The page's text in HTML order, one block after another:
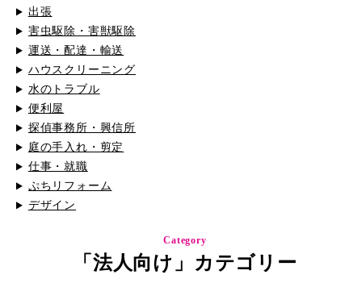
出張
害虫駆除・害獣駆除
運送・配達・輸送
ハウスクリーニング
水のトラブル
便利屋
探偵事務所・興信所
庭の手入れ・剪定
仕事・就職
ぷちリフォーム
デザイン
Category
「法人向け」カテゴリー